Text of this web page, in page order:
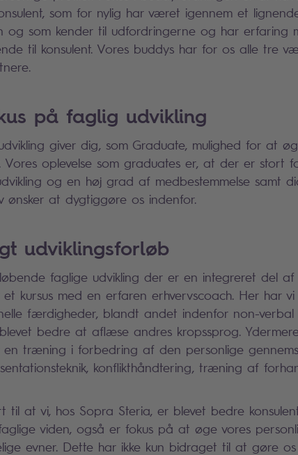
som for nylig har været igennem et
og som kender til udfordringerne og har erfaring
til konsulent. Vores buddys har for os alle tre
på faglig udvikling
giver dig, som Graduate, mulighed for at
Vores oplevelse som graduates er, at der er stort
og en høj grad af medbestemmelse samt
ønsker at dygtiggøre os indenfor.
udviklingsforløb
faglige udvikling der er en integreret del
kursus med en erfaren erhvervscoach. Her har
færdigheder, blandt andet indenfor non-verbal
bedre at aflæse andres kropssprog.
en træning i forbedring af den personlige
konflikthåndtering, træning af
til at vi, hos Sopra Steria, er blevet bedre
viden, også er fokus på at øge vores
evner. Dette har ikke kun bidraget til at gøre